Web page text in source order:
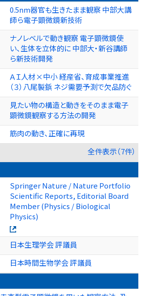
0.5nm器官も生きたまま観察 中部大講
師ら電子顕微鏡新技術
ナノレベルで動き観察 電子顕微鏡使
い、生体を立体的に 中部大・新谷講師
ら新技術開発
ＡＩ人材×中小 経産省、育成事業推進
（３）八尾製鋲 ネジ需要予測で欠品防ぐ
見たい物の構造と動きをそのまま電子
顕微鏡観察する方法の開発
筋肉の動き、正確に再現
全件表示（7件）
Springer Nature / Nature Portfolio
Scientific Reports, Editorial Board
Member (Physics / Biological
Physics)
日本生理学会 評議員
日本時間生物学会 評議員